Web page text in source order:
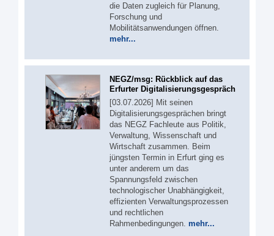
die Daten zugleich für Planung,
Forschung und
Mobilitätsanwendungen öffnen.
mehr...
NEGZ/msg: Rückblick auf das
Erfurter Digitalisierungsgespräch
[03.07.2026] Mit seinen
Digitalisierungsgesprächen bringt
das NEGZ Fachleute aus Politik,
Verwaltung, Wissenschaft und
Wirtschaft zusammen. Beim
jüngsten Termin in Erfurt ging es
unter anderem um das
Spannungsfeld zwischen
technologischer Unabhängigkeit,
effizienten Verwaltungsprozessen
und rechtlichen
Rahmenbedingungen. mehr...